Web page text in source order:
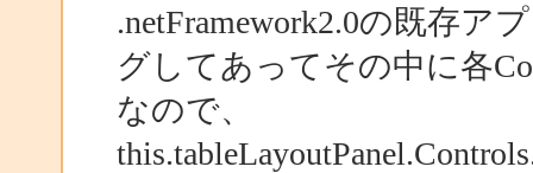
.netFramework2.0の既存ア
グしてあってその中に各
なので、